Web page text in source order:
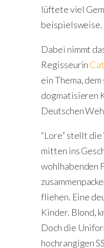
lüftete viel
beispielsweise.
Dabei nimmt
Regisseurin
ein Thema,
dogmatisieren
Deutschen
“Lore” stellt
mitten ins
wohlhabenden
fliehen. Eine
Kinder. Blond,
Doch die
hochrangigen